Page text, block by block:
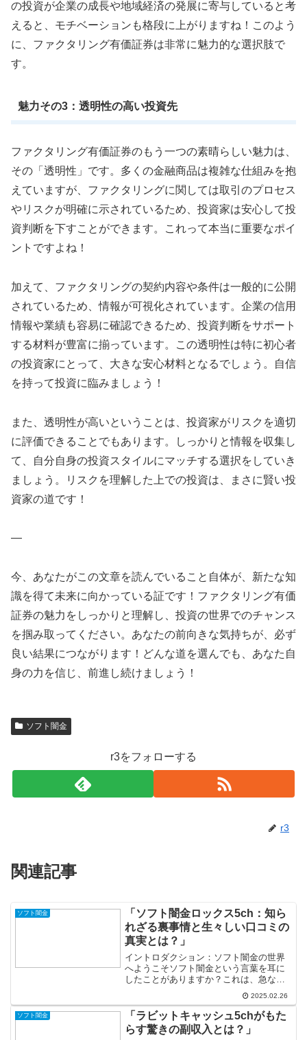
の投資が企業の成長や地域経済の発展に寄与していると考
えると、モチベーションも格段に上がりますね！このよう
に、ファクタリング有価証券は非常に魅力的な選択肢で
す。
魅力その3：透明性の高い投資先
ファクタリング有価証券のもう一つの素晴らしい魅力は、
その「透明性」です。多くの金融商品は複雑な仕組みを抱
えていますが、ファクタリングに関しては取引のプロセス
やリスクが明確に示されているため、投資家は安心して投
資判断を下すことができます。これって本当に重要なポイ
ントですよね！
加えて、ファクタリングの契約内容や条件は一般的に公開
されているため、情報が可視化されています。企業の信用
情報や業績も容易に確認できるため、投資判断をサポート
する材料が豊富に揃っています。この透明性は特に初心者
の投資家にとって、大きな安心材料となるでしょう。自信
を持って投資に臨みましょう！
また、透明性が高いということは、投資家がリスクを適切
に評価できることでもあります。しっかりと情報を収集し
て、自分自身の投資スタイルにマッチする選択をしていき
ましょう。リスクを理解した上での投資は、まさに賢い投
資家の道です！
—
今、あなたがこの文章を読んでいること自体が、新たな知
識を得て未来に向かっている証です！ファクタリング有価
証券の魅力をしっかりと理解し、投資の世界でのチャンス
を掴み取ってください。あなたの前向きな気持ちが、必ず
良い結果につながります！どんな道を選んでも、あなた自
身の力を信じ、前進し続けましょう！
ソフト闇金
r3をフォローする
r3
関連記事
ソフト闇金
「ソフト闇金ロックス5ch：知ら
れざる裏事情と生々しい口コミの
真実とは？」
イントロダクション：ソフト闇金の世界
へようこそソフト闇金という言葉を耳に
したことがありますか？これは、急な資
金が必要なときに頼りにされる存在で、
一般的な金融機関とは異なる独特の存在
なのです。急な出費、特別な事情、そん
な時に手を差し伸べてくれ...
2025.02.26
ソフト闇金
「ラビットキャッシュ5chがもた
らす驚きの副収入とは？」